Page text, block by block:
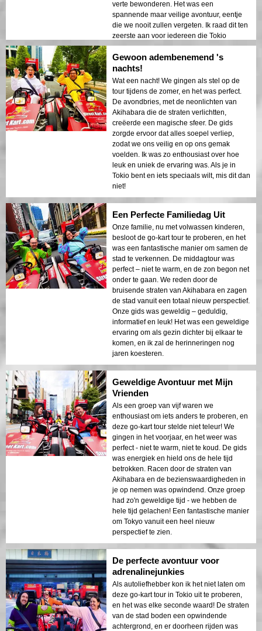
verte bewonderen. Het was een
spannende maar veilige avontuur, eentje
die we nooit zullen vergeten. Ik raad dit ten
zeerste aan voor iedereen die Tokio
bezoekt!
Gewoon adembenemend 's
nachts!
Wat een nacht! We gingen als stel op de
tour tijdens de zomer, en het was perfect.
De avondbries, met de neonlichten van
Akihabara die de straten verlichtten,
creëerde een magische sfeer. De gids
zorgde ervoor dat alles soepel verliep,
zodat we ons veilig en op ons gemak
voelden. Ik was zo enthousiast over hoe
leuk en uniek de ervaring was. Als je in
Tokio bent en iets speciaals wilt, mis dit dan
niet!
Een Perfecte Familiedag Uit
Onze familie, nu met volwassen kinderen,
besloot de go-kart tour te proberen, en het
was een fantastische manier om samen de
stad te verkennen. De middagtour was
perfect – niet te warm, en de zon begon net
onder te gaan. We reden door de
bruisende straten van Akihabara en zagen
de stad vanuit een totaal nieuw perspectief.
Onze gids was geweldig – geduldig,
informatief en leuk! Het was een geweldige
ervaring om als gezin dichter bij elkaar te
komen, en ik zal de herinneringen nog
jaren koesteren.
Geweldige Avontuur met Mijn
Vrienden
Als een groep van vijf waren we
enthousiast om iets anders te proberen, en
deze go-kart tour stelde niet teleur! We
gingen in het voorjaar, en het weer was
perfect - niet te warm, niet te koud. De gids
was energiek en hield ons de hele tijd
betrokken. Racen door de straten van
Akihabara en de bezienswaardigheden in
je op nemen was opwindend. Onze groep
had zo'n geweldige tijd - we hebben de
hele tijd gelachen! Een fantastische manier
om Tokyo vanuit een heel nieuw
perspectief te zien.
De perfecte avontuur voor
adrenalinejunkies
Als autoliefhebber kon ik het niet laten om
deze go-kart tour in Tokio uit te proberen,
en het was elke seconde waard! De straten
van de stad boden een opwindende
achtergrond, en er doorheen rijden was